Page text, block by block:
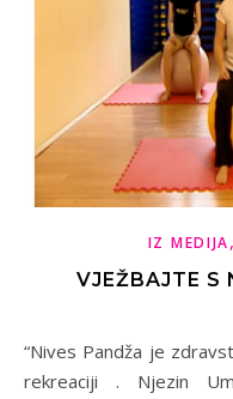
IZ MEDIJA
VJEŽBAJTE S
“Nives Pandža je zdravstvena radnica s 30 godina staža u
rekreaciji . Njezin